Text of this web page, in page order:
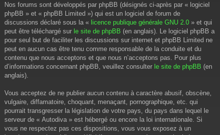
Nos forums sont développés par phpBB (désignés ci-après par « logiciel
phpBB » et « phpBB Limited ») qui est un logiciel de forum de
discussions déclaré sous la « licence publique générale GNU 2.0 » et qui
peut être téléchargé sur le site de phpBB (en anglais). Le logiciel phpBB a
pour seul but de faciliter les discussions sur internet et phpBB Limited ne
peut en aucun cas être tenu comme responsable de la conduite et du
contenu que nous acceptons et que nous n’acceptons pas. Pour plus
d’informations concernant phpBB, veuillez consulter le site de phpBB (en
anglais).
Vous acceptez de ne publier aucun contenu à caractère abusif, obscène,
vulgaire, diffamatoire, choquant, menaçant, pornographique, etc. qui
pourrait transgresser la législation de votre pays, du pays dans lequel le
serveur de « Autodiva » est hébergé ou encore la loi internationale. Si
vous ne respectez pas ces dispositions, vous vous exposez à un